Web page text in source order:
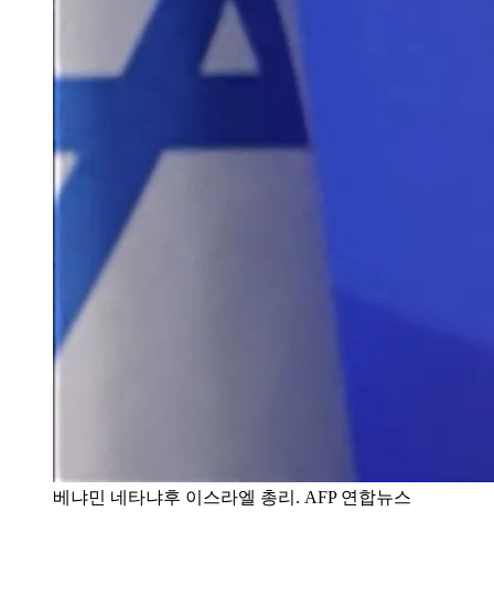
베냐민 네타냐후 이스라엘 총리. AFP 연합뉴스